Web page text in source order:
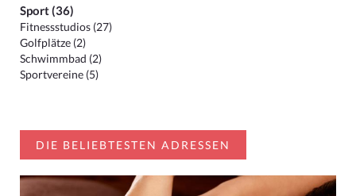
Sport (36)
Fitnessstudios (27)
Golfplätze (2)
Schwimmbad (2)
Sportvereine (5)
DIE BELIEBTESTEN ADRESSEN